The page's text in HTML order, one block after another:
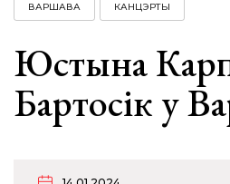
ВАРШАВА КАНЦЭРТЫ
Юстына
Бартосік у